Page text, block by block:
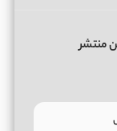
منتشر